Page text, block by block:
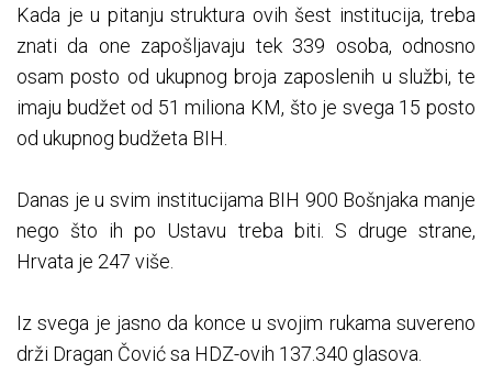
Kada je u pitanju struktura ovih šest institucija, treba
znati da one zapošljavaju tek 339 osoba, odnosno
osam posto od ukupnog broja zaposlenih u službi, te
imaju budžet od 51 miliona KM, što je svega 15 posto
od ukupnog budžeta BIH.
Danas je u svim institucijama BIH 900 Bošnjaka manje
nego što ih po Ustavu treba biti. S druge strane,
Hrvata je 247 više.
Iz svega je jasno da konce u svojim rukama suvereno
drži Dragan Čović sa HDZ-ovih 137.340 glasova.